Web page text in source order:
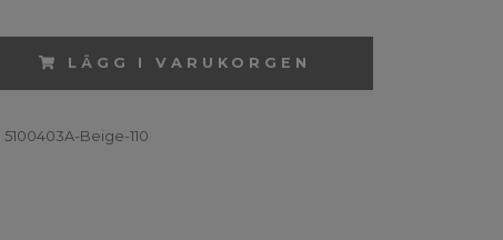
LÄGG I VARUKORGEN
5100403A-Beige-110